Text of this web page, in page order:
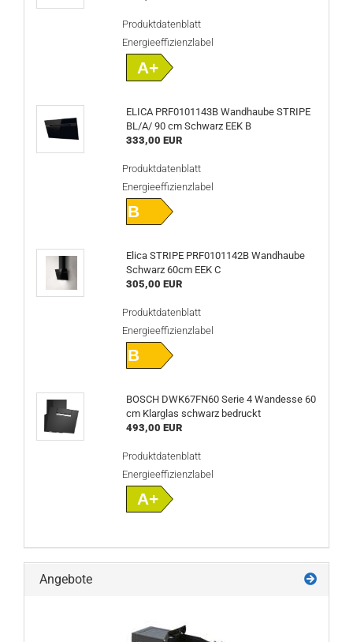
Produktdatenblatt
Energieeffizienzlabel
A+
ELICA PRF0101143B Wandhaube STRIPE
BL/A/ 90 cm Schwarz EEK B
333,00 EUR
Produktdatenblatt
Energieeffizienzlabel
B
Elica STRIPE PRF0101142B Wandhaube
Schwarz 60cm EEK C
305,00 EUR
Produktdatenblatt
Energieeffizienzlabel
B
BOSCH DWK67FN60 Serie 4 Wandesse 60
cm Klarglas schwarz bedruckt
493,00 EUR
Produktdatenblatt
Energieeffizienzlabel
A+
Angebote